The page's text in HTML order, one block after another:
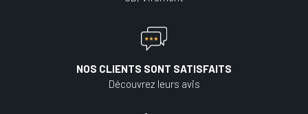
NOS CLIENTS SONT SATISFAITS
Découvrez leurs avis